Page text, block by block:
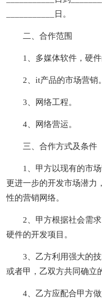
___________日。
二、合作范围
1、多媒体软件，硬件
2、it产品的市场营销。
3、网络工程。
4、网络营运。
三、合作方式及条件
1、甲方以现有的市
更进一步的开发市场潜力
性的营销网络。
2、甲方根据社会需
硬件的开发项目。
3、乙方利用强大的
或者甲，乙双方共同确立
4、乙方应配合甲方